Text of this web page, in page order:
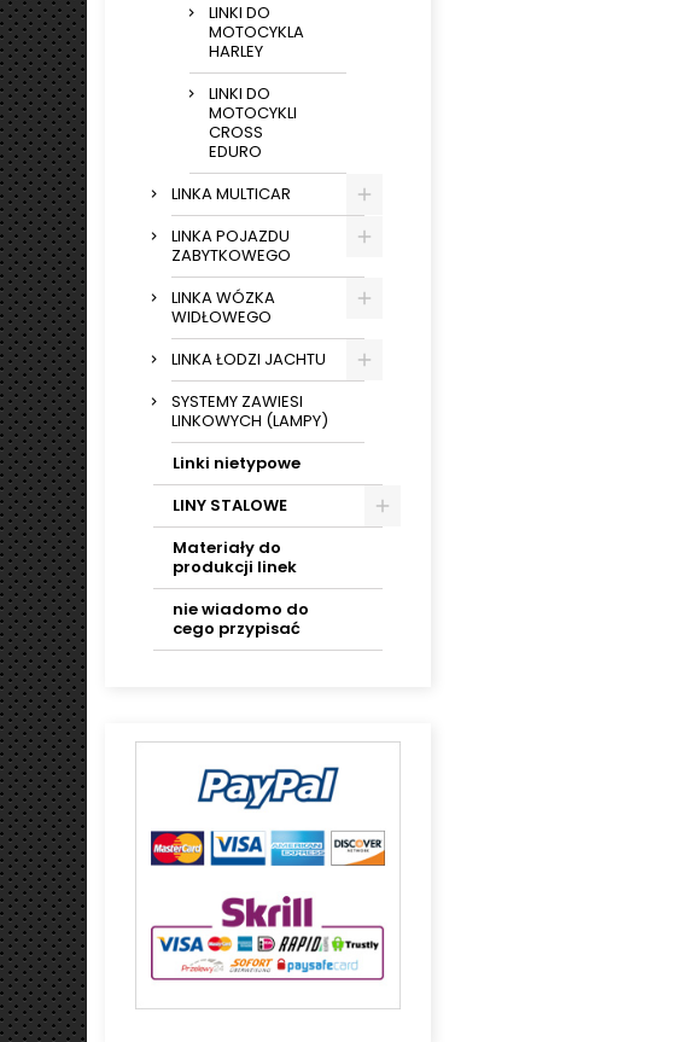
LINKI DO
MOTOCYKLA
HARLEY
LINKI DO
MOTOCYKLI
CROSS
EDURO
LINKA MULTICAR
LINKA POJAZDU
ZABYTKOWEGO
LINKA WÓZKA
WIDŁOWEGO
LINKA ŁODZI JACHTU
SYSTEMY ZAWIESI
LINKOWYCH (LAMPY)
Linki nietypowe
LINY STALOWE
Materiały do
produkcji linek
nie wiadomo do
cego przypisać